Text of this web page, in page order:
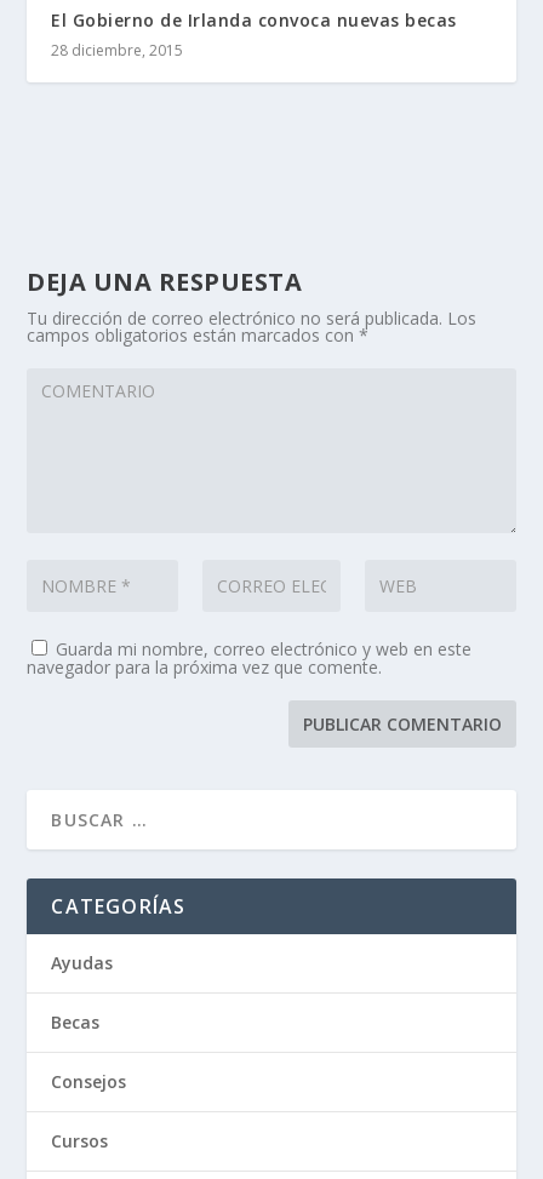
El Gobierno de Irlanda convoca nuevas becas
28 diciembre, 2015
DEJA UNA RESPUESTA
Tu dirección de correo electrónico no será publicada. Los
campos obligatorios están marcados con*
Guarda mi nombre, correo electrónico y web en este
navegador para la próxima vez que comente.
CATEGORÍAS
Ayudas
Becas
Consejos
Cursos